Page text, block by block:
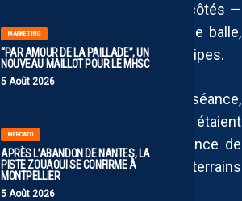
MARKETING
“PAR AMOUR DE LA PAILLADE”, UN
NOUVEAU MAILLOT POUR LE MHSC
5 Août 2026
MERCATO
APRÈS L’ABANDON DE NANTES, LA
PISTE ZOUAOUI SE CONFIRME À
MONTPELLIER
5 Août 2026
en passant par les côtés —
—, travail de conservation de balle,
façon petit match à trois équipes.
parlé tout au long de la séance,
énergie. Tous les joueurs étaient
À noter également la présence de
Delort, de retour sur les terrains